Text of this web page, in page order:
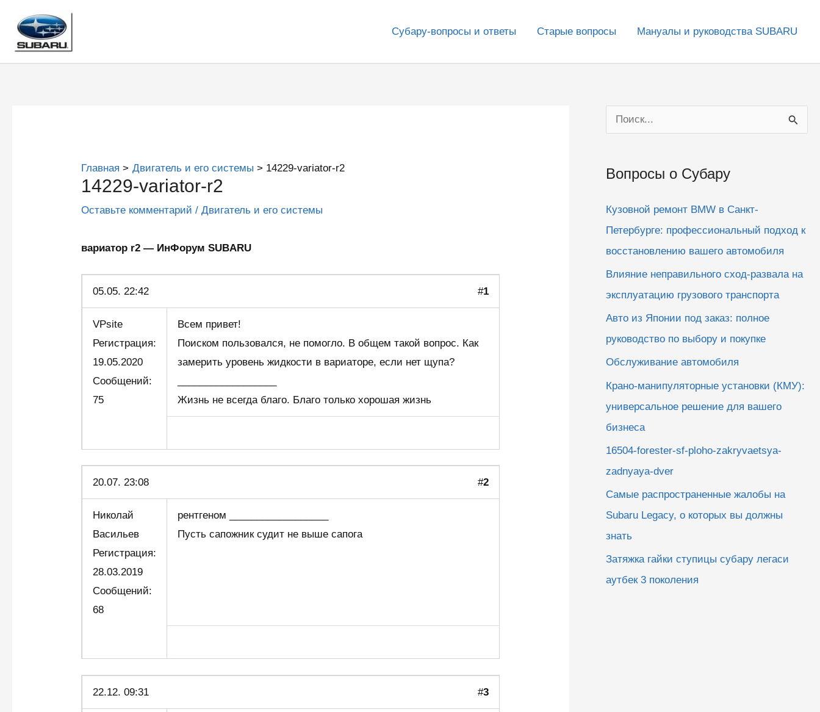
содержимому
Субару-вопросы и ответы Старые вопросы Мануалы и руководства SUBARU
Главная Двигатель и его системы 14229-variator-r2
14229-variator-r2
Оставьте комментарий /Двигатель и его системы
вариатор r2 — ИнФорум SUBARU
05.05. 22:42 #1
VPsite
Регистрация:
19.05.2020
Сообщений:
75
Всем привет!
Поиском пользовался, не помогло. В общем такой вопрос. Как
замерить уровень жидкости в вариаторе, если нет щупа?
Жизнь не всегда благо. Благо только хорошая жизнь
20.07. 23:08 #2
Николай
Васильев
Регистрация:
28.03.2019
Сообщений:
68
рентгеном __________________
Пусть сапожник судит не выше сапога
22.12. 09:31 #3
о
с
Вопросы о Субару
Кузовной ремонт BMW в Санкт-
Петербурге: профессиональный подход к
восстановлению вашего автомобиля
Влияние неправильного сход-развала на
эксплуатацию грузового транспорта
Авто из Японии под заказ: полное
руководство по выбору и покупке
Обслуживание автомобиля
Крано-манипуляторные установки (КМУ):
универсальное решение для вашего
бизнеса
16504-forester-sf-ploho-zakryvaetsya-
zadnyaya-dver
Самые распространенные жалобы на
Subaru Legacy, о которых вы должны
знать
Затяжка гайки ступицы субару легаси
аутбек 3 поколения